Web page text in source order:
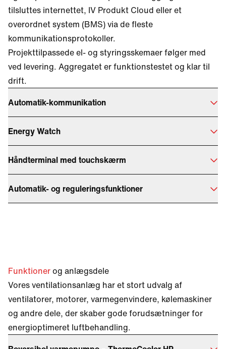
tilsluttes internettet, IV Produkt Cloud eller et
overordnet system (BMS) via de fleste
kommunikationsprotokoller.
Projekttilpassede el- og styringsskemaer følger med
ved levering. Aggregatet er funktionstestet og klar til
drift.
Automatik-kommunikation
Energy Watch
Håndterminal med touchskærm
Automatik- og reguleringsfunktioner
Funktionerog anlægsdele
Vores ventilationsanlæg har et stort udvalg af
ventilatorer, motorer, varmegenvindere, kølemaskiner
og andre dele, der skaber gode forudsætninger for
energioptimeret luftbehandling.